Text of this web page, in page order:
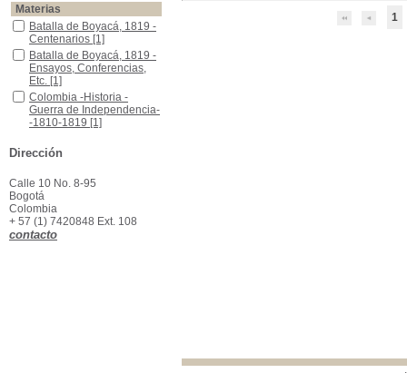
1
Materias
Batalla de Boyacá, 1819 -Centenarios
Batalla de Boyacá, 1819 -
Centenarios [1]
Batalla de Boyacá, 1819 -Ensayos, Conferencias, Etc.
Batalla de Boyacá, 1819 -
Ensayos, Conferencias,
Etc. [1]
Colombia -Historia -Guerra de Independencia--1810-1819
Colombia -Historia -
Guerra de Independencia-
-1810-1819 [1]
Dirección
Calle 10 No. 8-95
Bogotá
Colombia
+ 57 (1) 7420848 Ext. 108
contacto